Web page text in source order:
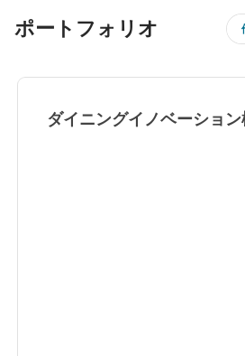
ポートフォリオ
ダイニングイノベーション